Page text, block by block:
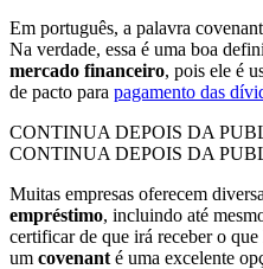
Em português, a palavra
Na verdade, essa é uma boa
mercado financeiro, pois ele é
de pacto para pagamento das
CONTINUA DEPOIS DA
CONTINUA DEPOIS DA
Muitas empresas oferecem
empréstimo, incluindo até
certificar de que irá receber o
um covenant é uma excelente